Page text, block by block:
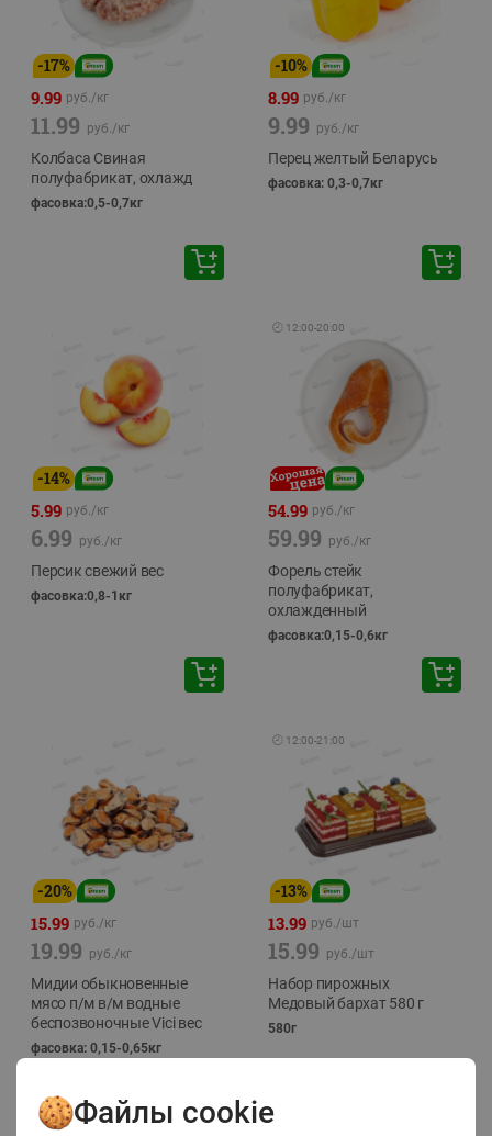
-17%
9.99 руб./кг
11.99 руб./кг
Колбаса Свиная
полуфабрикат, охлажд
фасовка:0,5-0,7кг
-10%
8.99 руб./кг
9.99 руб./кг
Перец желтый Беларусь
фасовка: 0,3-0,7кг
-14%
5.99 руб./кг
6.99 руб./кг
Персик свежий вес
фасовка:0,8-1кг
🕘 12:00-20:00
54.99 руб./кг
59.99 руб./кг
Форель стейк
полуфабрикат,
охлажденный
фасовка:0,15-0,6кг
-20%
15.99 руб./кг
19.99 руб./кг
Мидии обыкновенные
мясо п/м в/м водные
беспозвоночные Vici вес
фасовка: 0,15-0,65кг
🕘 12:00-21:00
-13%
13.99 руб./шт
15.99 руб./шт
Набор пирожных
Медовый бархат 580 г
580г
Файлы cookie